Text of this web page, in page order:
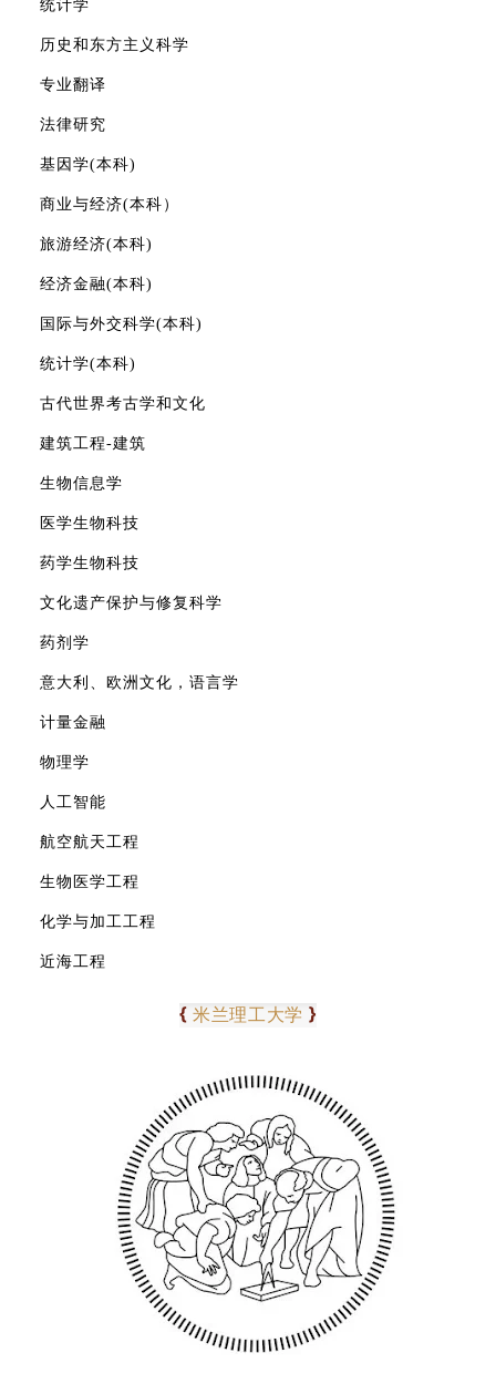
统计学
历史和东方主义科学
专业翻译
法律研究
基因学(本科)
商业与经济(本科）
旅游经济(本科)
经济金融(本科)
国际与外交科学(本科)
统计学(本科)
古代世界考古学和文化
建筑工程-建筑
生物信息学
医学生物科技
药学生物科技
文化遗产保护与修复科学
药剂学
意大利、欧洲文化，语言学
计量金融
物理学
人工智能
航空航天工程
生物医学工程
化学与加工工程
近海工程
02
{ 米兰理工大学 }